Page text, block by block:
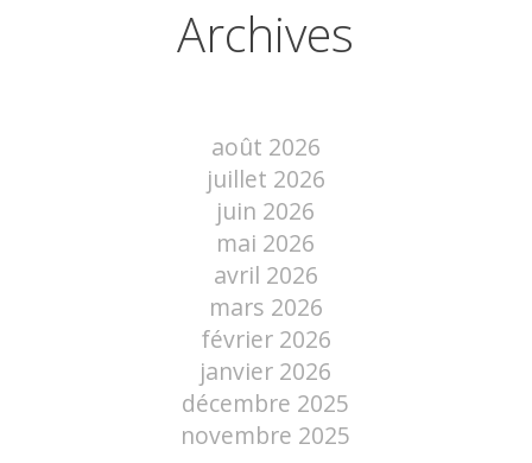
Archives
août 2026
juillet 2026
juin 2026
mai 2026
avril 2026
mars 2026
février 2026
janvier 2026
décembre 2025
novembre 2025